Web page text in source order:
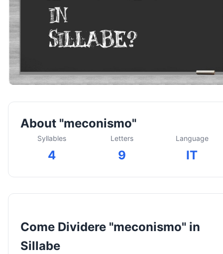
About "meconismo"
Syllables
4
Letters
9
Language
IT
Come Dividere "meconismo" in
Sillabe